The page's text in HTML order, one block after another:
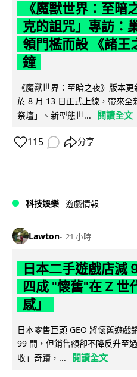
《魔獸世界：至暗
克的詛咒」專訪：
領門檻而設 《諸王
鐘
《魔獸世界：至暗之夜》版本
於 8 月 13 日正式上線，帶來
祭壇」、新型態世...
閱讀全文
115 分享
科技娛樂 遊戲情報
Lawton 21 小時
日本二手遊戲店減
四成 "懷舊"在 Z 世
感」
日本零售巨頭 GEO 將懷舊遊戲
99 間，但銷售額卻不降反升至
收」奇蹟，...
閱讀全文